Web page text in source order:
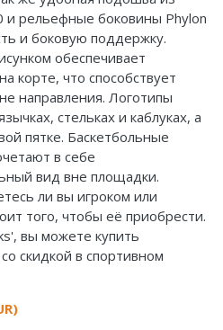
и рельефные боковины Phylon
и боковую поддержку.
обеспечивает
корте, что способствует
направления. Логотипы
стельках и каблуках, а
пятке. Баскетбольные
в себе
вид вне площадки.
ли вы игроком или
того, чтобы её приобрести.
вы можете купить
скидкой в спортивном